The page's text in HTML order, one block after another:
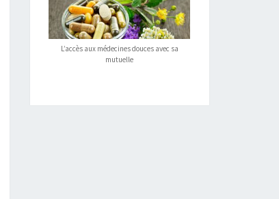
L’accès aux médecines douces avec sa
mutuelle